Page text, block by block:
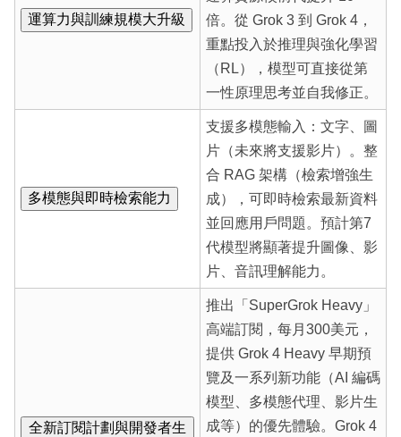
運算力與訓練規模大升級
倍。從 Grok 3 到 Grok 4，
重點投入於推理與強化學習
（RL），模型可直接從第
一性原理思考並自我修正。
多模態與即時檢索能力
支援多模態輸入：文字、圖
片（未來將支援影片）。整
合 RAG 架構（檢索增強生
成），可即時檢索最新資料
並回應用戶問題。預計第7
代模型將顯著提升圖像、影
片、音訊理解能力。
全新訂閱計劃與開發者生
推出「SuperGrok Heavy」
高端訂閱，每月300美元，
提供 Grok 4 Heavy 早期預
覽及一系列新功能（AI 編碼
模型、多模態代理、影片生
成等）的優先體驗。Grok 4